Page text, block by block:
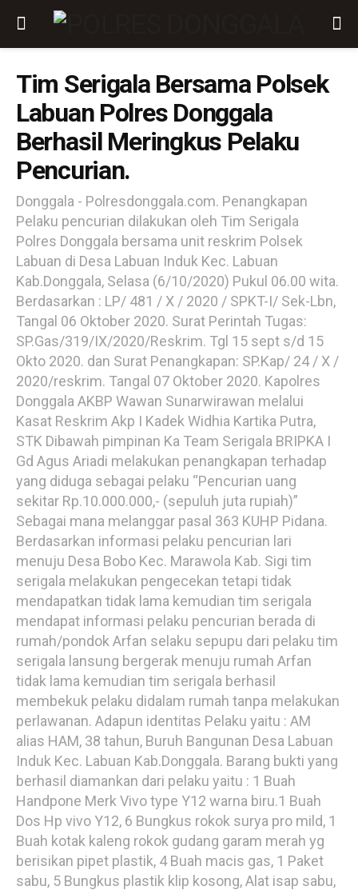
Tim Serigala Bersama Polsek
Labuan Polres Donggala
Berhasil Meringkus Pelaku
Pencurian.
Donggala - Polresdonggala.com. Penangkapan
Pelaku pencurian dilakukan oleh Tim Serigala
Polres Donggala bersama unit reskrim Polsek
Labuan di Desa Labuan Induk Kec. Labuan
Kab.Donggala, Selasa (6/10/2020) Pukul 06.00 wita.
Berdasarkan : LP/ 481 / X / 2020 / SPKT-I/ Sek-Lbn,
Tangal 06 Oktober 2020. Surat Perintah Tugas:
SP.Gas/319/IX/2020/Reskrim. Tgl 15 sept s/d 15
Okto 2020. dan Surat Penangkapan: SP.Kap/ 24 / X /
2020/reskrim. Tangal 07 Oktober 2020. Kapolres
Donggala AKBP Wawan Sunarwirawan melalui
Kasat Reskrim Akp I Kadek Widhia Kartika Putra,
STK Dibawah pimpinan Ka Team Serigala BRIPKA I
Gd Agus Ariadi melakukan penangkapan terhadap
yang diduga sebagai pelaku “Pencurian uang
sekitar Rp.10.000.000,- (sepuluh juta rupiah)”
Sebagai mana melanggar pasal 363 KUHP Pidana.
Berdasarkan informasi pelaku pencurian lari
menuju Desa Bobo Kec. Marawola Kab. Sigi tim
serigala melakukan pengecekan tetapi tidak
mendapatkan tidak lama kemudian tim serigala
mendapat informasi pelaku pencurian berada di
rumah/pondok Arfan selaku sepupu dari pelaku tim
serigala lansung bergerak menuju rumah Arfan
tidak lama kemudian tim serigala berhasil
membekuk pelaku didalam rumah tanpa melakukan
perlawanan. Adapun identitas Pelaku yaitu : AM
alias HAM, 38 tahun, Buruh Bangunan Desa Labuan
Induk Kec. Labuan Kab.Donggala. Barang bukti yang
berhasil diamankan dari pelaku yaitu : 1 Buah
Handpone Merk Vivo type Y12 warna biru.1 Buah
Dos Hp vivo Y12, 6 Bungkus rokok surya pro mild, 1
Buah kotak kaleng rokok gudang garam merah yg
berisikan pipet plastik, 4 Buah macis gas, 1 Paket
sabu, 5 Bungkus plastik klip kosong, Alat isap sabu,